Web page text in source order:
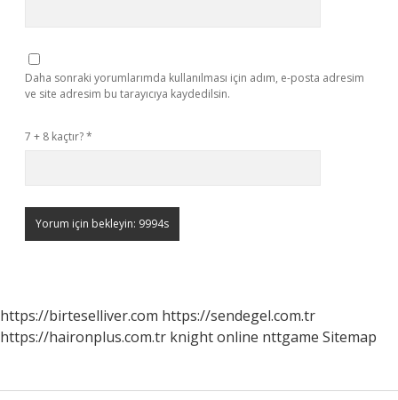
Daha sonraki yorumlarımda kullanılması için adım, e-posta adresim
ve site adresim bu tarayıcıya kaydedilsin.
7 + 8 kaçtır?*
https://birteselliver.com https://sendegel.com.tr
https://haironplus.com.tr knight online nttgame Sitemap